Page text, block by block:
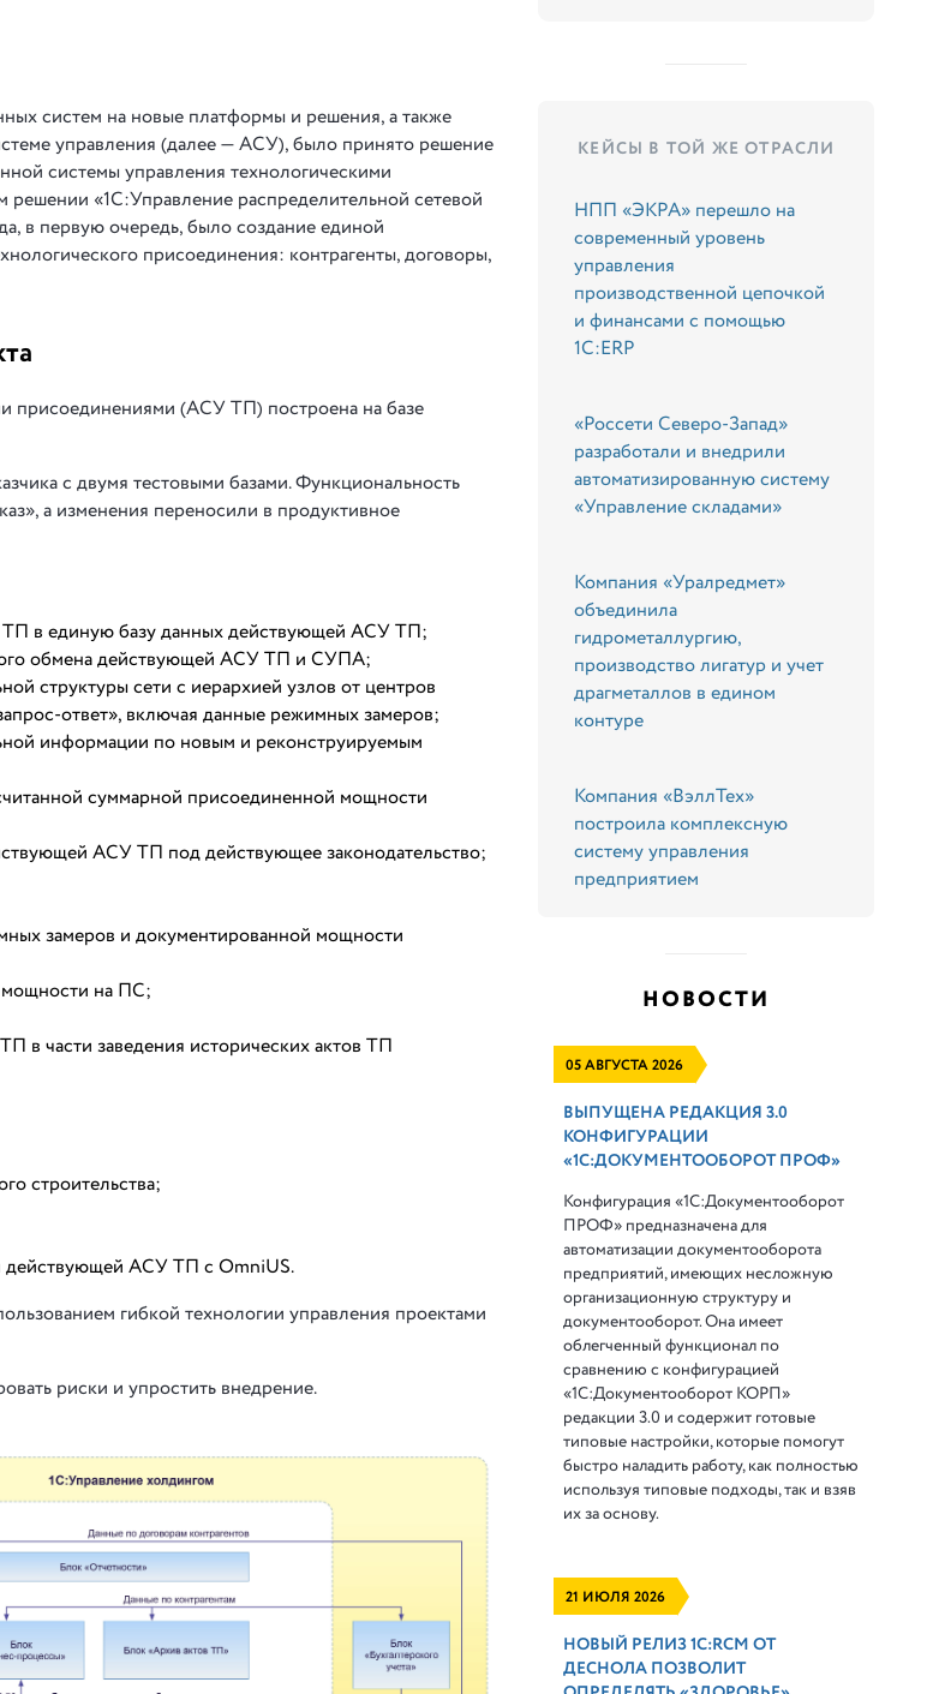
систем на новые платформы и решения, а также
управления (далее — АСУ), было принято решение
системы управления технологическими
«1С:Управление распределительной сетевой
в первую очередь, было создание единой
присоединения: контрагенты, договоры,
присоединениями (АСУ ТП) построена на базе
с двумя тестовыми базами. Функциональность
а изменения переносили в продуктивное
ТП в единую базу данных действующей АСУ ТП;
обмена действующей АСУ ТП и СУПА;
структуры сети с иерархией узлов от центров
ответ», включая данные режимных замеров;
информации по новым и реконструируемым
суммарной присоединенной мощности
АСУ ТП под действующее законодательство;
замеров и документированной мощности
мощности на ПС;
в части заведения исторических актов ТП
строительства;
действующей АСУ ТП с OmniUS.
гибкой технологии управления проектами
риски и упростить внедрение.
КЕЙСЫ В ТОЙ ЖЕ ОТРАСЛИ
НПП «ЭКРА» перешло на
современный уровень
управления
производственной цепочкой
и финансами с помощью
1С:ERP
«Россети Северо-Запад»
разработали и внедрили
автоматизированную систему
«Управление складами»
Компания «Уралредмет»
объединила
гидрометаллургию,
производство лигатур и учет
драгметаллов в едином
контуре
Компания «ВэллТех»
построила комплексную
систему управления
предприятием
НОВОСТИ
05 АВГУСТА 2026
ВЫПУЩЕНА РЕДАКЦИЯ 3.0
КОНФИГУРАЦИИ
«1С:ДОКУМЕНТООБОРОТ ПРОФ»
Конфигурация «1С:Документооборот
ПРОФ» предназначена для
автоматизации документооборота
предприятий, имеющих несложную
организационную структуру и
документооборот. Она имеет
облегченный функционал по
сравнению с конфигурацией
«1С:Документооборот КОРП»
редакции 3.0 и содержит готовые
типовые настройки, которые помогут
быстро наладить работу, как полностью
используя типовые подходы, так и взяв
их за основу.
21 ИЮЛЯ 2026
НОВЫЙ РЕЛИЗ 1С:RCM ОТ
ДЕСНОЛА ПОЗВОЛИТ